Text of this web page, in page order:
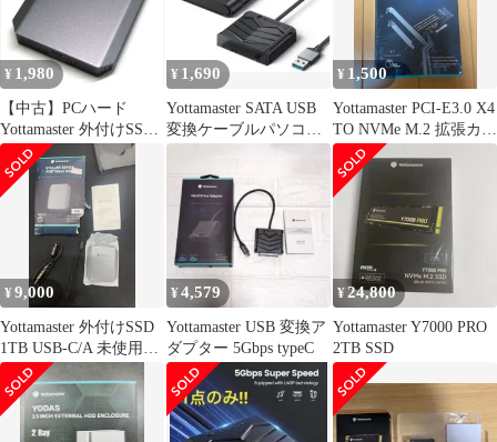
¥ 1,980
【中古】PCハード
Yottamaster 外付けSSD
128GB(グレー)
[YM5PLUS-128G-GY-
EP]
¥ 1,690
Yottamaster SATA USB
変換ケーブルパソコン
¥ 1,500
Yottamaster PCI-E3.0 X4
TO NVMe M.2 拡張カー
ド
¥9,000
Yottamaster 外付けSSD
1TB USB-C/A 未使用
++ 923986
¥4,579
Yottamaster USB 変換ア
ダプター 5Gbps typeC
¥24,800
Yottamaster Y7000 PRO
2TB SSD